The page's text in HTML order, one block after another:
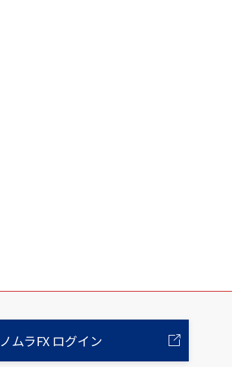
ノムラFX ログイン